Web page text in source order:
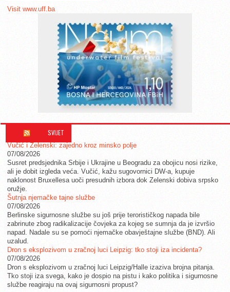
Visit www.uff.ba
SVIJET
Vučić i Zelenski: zajedno kroz minsko polje
07/08/2026
Susret predsjednika Srbije i Ukrajine u Beogradu za obojicu nosi rizike,
ali je dobit izgleda veća. Vučić, kažu sugovornici DW-a, kupuje
naklonost Bruxellesa uoči presudnih izbora dok Zelenski dobiva srpsko
oružje.
Šutnja njemačke tajne službe
07/08/2026
Berlinske sigurnosne službe su još prije terorističkog napada bile
zabrinute zbog radikalizacije čovjeka za kojeg se sumnja da je izvršio
napad. Nadale su se pomoći njemačke obavještajne službe (BND). Ali
uzalud.
Dron s eksplozivom u zračnoj luci Leipzig: tko stoji iza incidenta?
07/08/2026
Dron s eksplozivom u zračnoj luci Leipzig/Halle izaziva brojna pitanja.
Tko stoji iza svega, kako je dospio na pistu i kako politika i sigurnosne
službe reagiraju na ovaj sigurnosni propust?